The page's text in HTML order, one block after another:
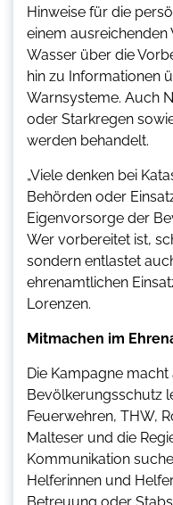
Hinweise für die
einem
Wasser über die
hin zu Informationen
Warnsysteme. Auch
oder Starkregen
werden behandelt.
„Viele denken bei
Behörden oder
Eigenvorsorge der
Wer vorbereitet ist,
sondern entlastet
ehrenamtlichen
Lorenzen.
Mitmachen im
Die Kampagne
Bevölkerungsschutz
Feuerwehren, THW,
Malteser und die
Kommunikation
Helferinnen und
Betreuung oder